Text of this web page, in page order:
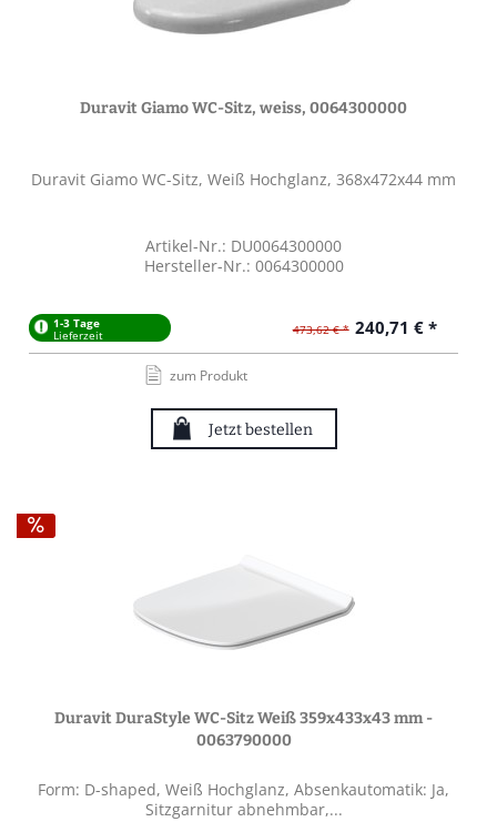
Duravit Giamo WC-Sitz, weiss, 0064300000
Duravit Giamo WC-Sitz, Weiß Hochglanz, 368x472x44 mm
Artikel-Nr.: DU0064300000
Hersteller-Nr.: 0064300000
1-3 Tage
Lieferzeit 473,62 € * 240,71 € *
zum Produkt
Jetzt bestellen
Duravit DuraStyle WC-Sitz Weiß 359x433x43 mm -
0063790000
Form: D-shaped, Weiß Hochglanz, Absenkautomatik: Ja,
Sitzgarnitur abnehmbar,...